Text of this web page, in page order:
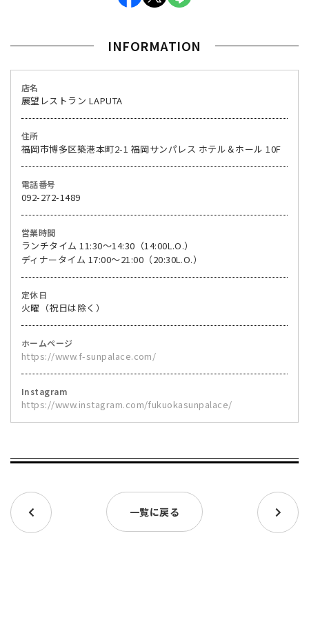
INFORMATION
店名
展望レストラン LAPUTA
住所
福岡市博多区築港本町2-1 福岡サンパレス ホテル＆ホール 10F
電話番号
092-272-1489
営業時間
ランチタイム 11:30～14:30（14:00L.O.）
ディナータイム 17:00～21:00（20:30L.O.）
定休日
火曜（祝日は除く）
ホームページ
https://www.f-sunpalace.com/
Instagram
https://www.instagram.com/fukuokasunpalace/
一覧に戻る